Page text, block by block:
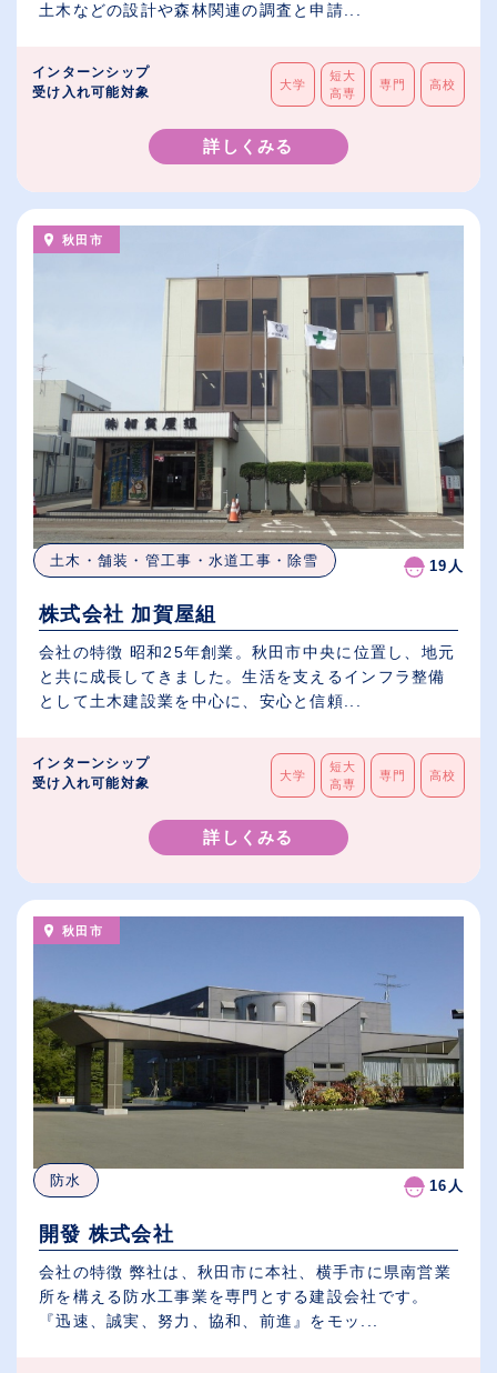
土木などの設計や森林関連の調査と申請...
インターンシップ
受け入れ可能対象
大学
短大
高専
専門 高校
詳しくみる
秋田市
土木・舗装・管工事・水道工事・除雪 19人
株式会社 加賀屋組
会社の特徴 昭和25年創業。秋田市中央に位置し、地元
と共に成長してきました。生活を支えるインフラ整備
として土木建設業を中心に、安心と信頼...
インターンシップ
受け入れ可能対象
大学
短大
高専
専門 高校
詳しくみる
秋田市
防水 16人
開發 株式会社
会社の特徴 弊社は、秋田市に本社、横手市に県南営業
所を構える防水工事業を専門とする建設会社です。
『迅速、誠実、努力、協和、前進』をモッ...